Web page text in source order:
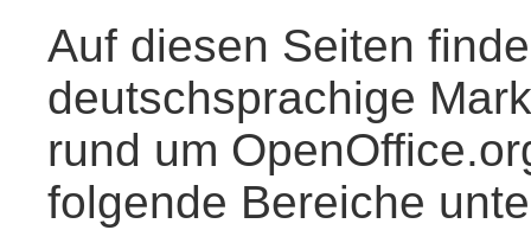
Auf diesen Seiten
deutschsprachige
rund um
folgende Bereiche